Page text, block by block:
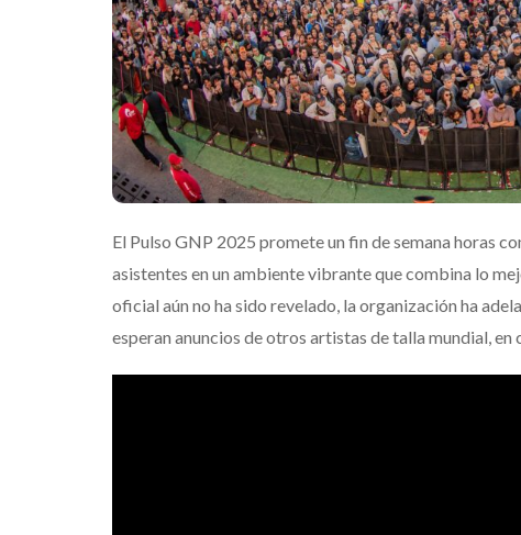
El Pulso GNP 2025 promete un fin de semana horas
asistentes en un ambiente vibrante que combina lo
oficial aún no ha sido revelado, la organización ha
esperan anuncios de otros artistas de talla mundial, en
Suki
su nuevo álbum
“Loveland”
Edwin Jimenez